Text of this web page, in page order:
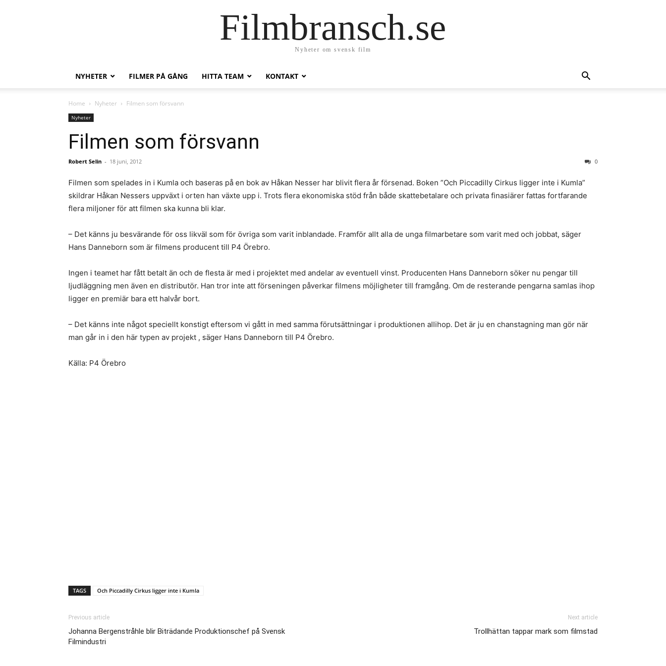
Filmbransch.se
Nyheter om svensk film
NYHETER FILMER PÅ GÅNG HITTA TEAM KONTAKT
Home Nyheter Filmen som försvann
Nyheter
Filmen som försvann
Robert Selin - 18 juni, 2012 0
Filmen som spelades in i Kumla och baseras på en bok av Håkan Nesser har blivit flera år försenad. Boken ”Och Piccadilly Cirkus ligger inte i Kumla”
skildrar Håkan Nessers uppväxt i orten han växte upp i. Trots flera ekonomiska stöd från både skattebetalare och privata finasiärer fattas fortfarande
flera miljoner för att filmen ska kunna bli klar.
– Det känns ju besvärande för oss likväl som för övriga som varit inblandade. Framför allt alla de unga filmarbetare som varit med och jobbat, säger
Hans Danneborn som är filmens producent till P4 Örebro.
Ingen i teamet har fått betalt än och de flesta är med i projektet med andelar av eventuell vinst. Producenten Hans Danneborn söker nu pengar till
ljudläggning men även en distributör. Han tror inte att förseningen påverkar filmens möjligheter till framgång. Om de resterande pengarna samlas ihop
ligger en premiär bara ett halvår bort.
– Det känns inte något speciellt konstigt eftersom vi gått in med samma förutsättningar i produktionen allihop. Det är ju en chanstagning man gör när
man går in i den här typen av projekt , säger Hans Danneborn till P4 Örebro.
Källa: P4 Örebro
TAGS Och Piccadilly Cirkus ligger inte i Kumla
Previous article
Johanna Bergenstråhle blir Biträdande Produktionschef på Svensk
Filmindustri
Next article
Trollhättan tappar mark som filmstad